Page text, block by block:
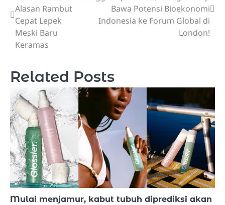
navigation
Alasan Rambut
Cepat Lepek
Meski Baru
Keramas
Bawa Potensi Bioekonomi
Indonesia ke Forum Global di
London!
Related Posts
Mulai menjamur, kabut tubuh diprediksi akan